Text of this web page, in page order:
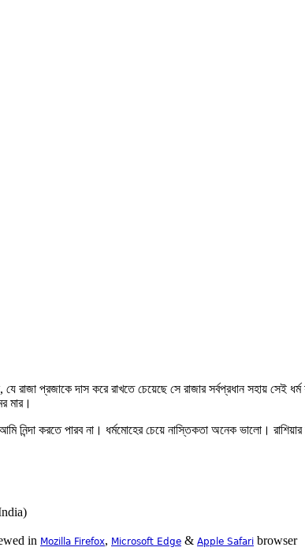
প্রজাকে দাস করে রাখতে চেয়েছে সে রাজার সর্বপ্রধান সহায় সেই ধর্ম
মার।
করতে পারব না। ধর্মমোহের চেয়ে নাস্তিকতা অনেক ভালো। রাশিয়ার
in Mozilla Firefox, Microsoft Edge & Apple Safari browser